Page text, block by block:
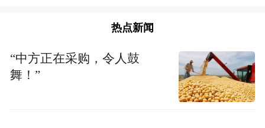
热点新闻
“中方正在采购，令人鼓
舞！”